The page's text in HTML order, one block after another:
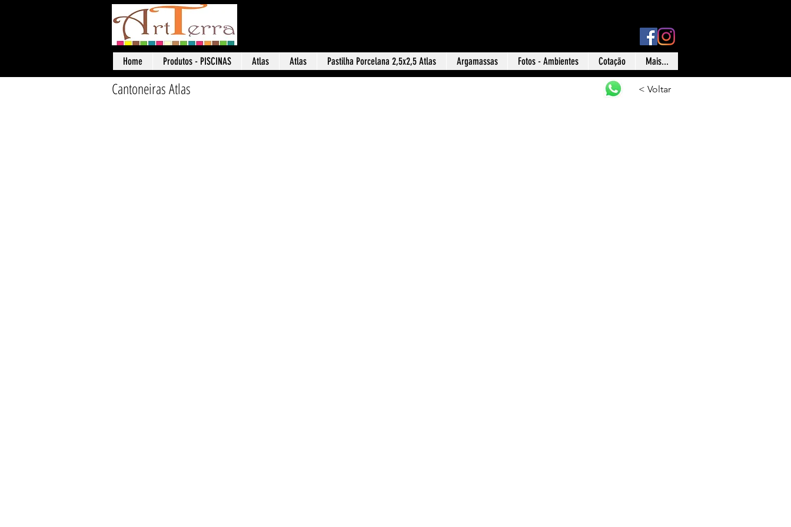
Home Produtos - PISCINAS Atlas Atlas Pastilha Porcelana 2,5x2,5 Atlas Argamassas Fotos - Ambientes Cotação Mais...
Cantoneiras Atlas < Voltar